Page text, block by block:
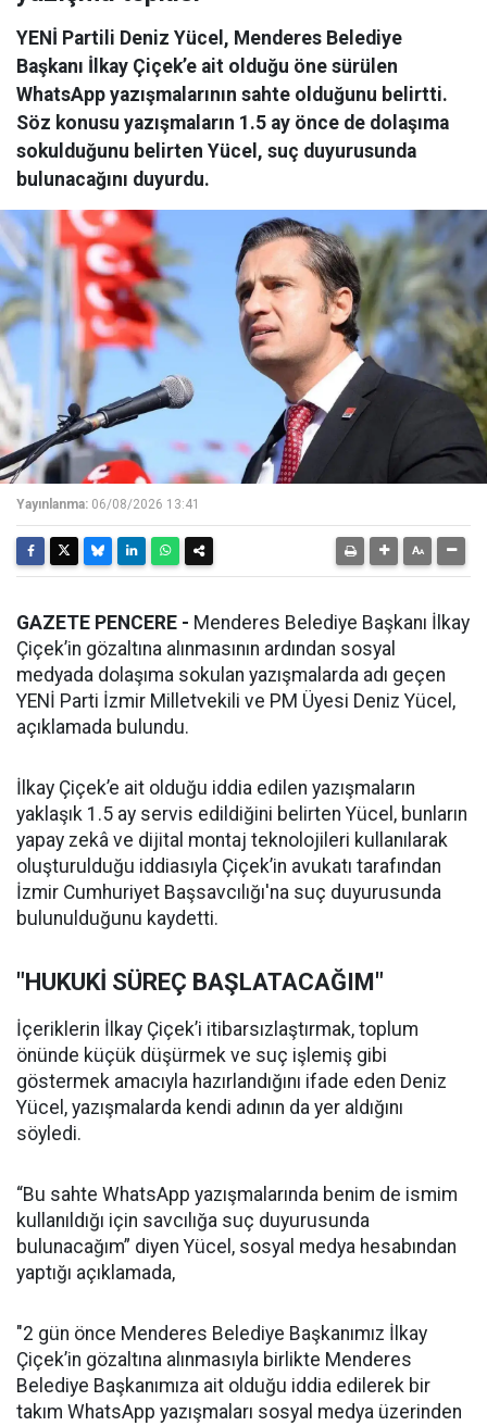
YENİ Partili Deniz Yücel, Menderes Belediye
Başkanı İlkay Çiçek’e ait olduğu öne sürülen
WhatsApp yazışmalarının sahte olduğunu belirtti.
Söz konusu yazışmaların 1.5 ay önce de dolaşıma
sokulduğunu belirten Yücel, suç duyurusunda
bulunacağını duyurdu.
Yayınlanma: 06/08/2026 13:41
GAZETE PENCERE - Menderes Belediye Başkanı İlkay
Çiçek’in gözaltına alınmasının ardından sosyal
medyada dolaşıma sokulan yazışmalarda adı geçen
YENİ Parti İzmir Milletvekili ve PM Üyesi Deniz Yücel,
açıklamada bulundu.
İlkay Çiçek’e ait olduğu iddia edilen yazışmaların
yaklaşık 1.5 ay servis edildiğini belirten Yücel, bunların
yapay zekâ ve dijital montaj teknolojileri kullanılarak
oluşturulduğu iddiasıyla Çiçek’in avukatı tarafından
İzmir Cumhuriyet Başsavcılığı'na suç duyurusunda
bulunulduğunu kaydetti.
"HUKUKİ SÜREÇ BAŞLATACAĞIM"
İçeriklerin İlkay Çiçek’i itibarsızlaştırmak, toplum
önünde küçük düşürmek ve suç işlemiş gibi
göstermek amacıyla hazırlandığını ifade eden Deniz
Yücel, yazışmalarda kendi adının da yer aldığını
söyledi.
“Bu sahte WhatsApp yazışmalarında benim de ismim
kullanıldığı için savcılığa suç duyurusunda
bulunacağım” diyen Yücel, sosyal medya hesabından
yaptığı açıklamada,
"2 gün önce Menderes Belediye Başkanımız İlkay
Çiçek’in gözaltına alınmasıyla birlikte Menderes
Belediye Başkanımıza ait olduğu iddia edilerek bir
takım WhatsApp yazışmaları sosyal medya üzerinden